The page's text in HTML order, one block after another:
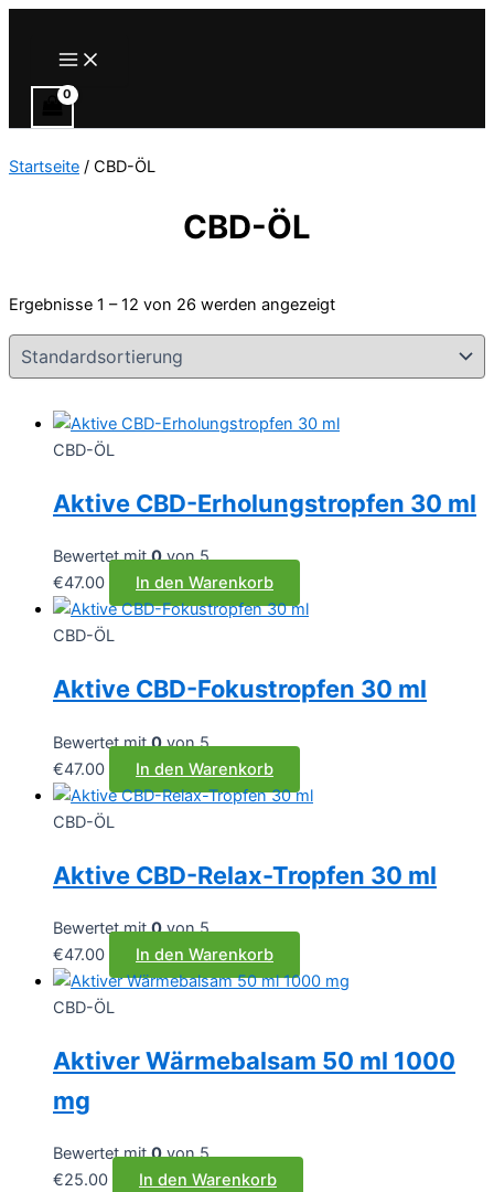
Main
Menu
Startseite / CBD-ÖL
CBD-ÖL
Ergebnisse 1 – 12 von 26 werden angezeigt
CBD-ÖL
Aktive CBD-Erholungstropfen 30 ml
Bewertet mit0von 5
€47.00 In den Warenkorb
CBD-ÖL
Aktive CBD-Fokustropfen 30 ml
Bewertet mit0von 5
€47.00 In den Warenkorb
CBD-ÖL
Aktive CBD-Relax-Tropfen 30 ml
Bewertet mit0von 5
€47.00 In den Warenkorb
CBD-ÖL
Aktiver Wärmebalsam 50 ml 1000
mg
Bewertet mit0von 5
€25.00 In den Warenkorb